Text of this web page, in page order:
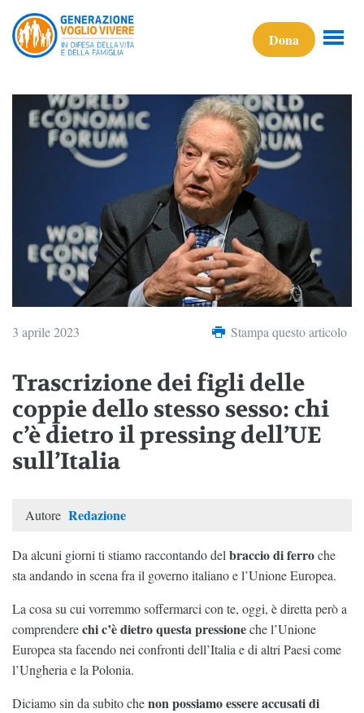
Dona
3 aprile 2023 Stampa questo articolo
Trascrizione dei figli delle
coppie dello stesso sesso: chi
c’è dietro il pressing dell’UE
sull’Italia
Autore Redazione
Da alcuni giorni ti stiamo raccontando del braccio di ferroche
sta andando in scena fra il governo italiano e l’Unione Europea.
La cosa su cui vorremmo soffermarci con te, oggi, è diretta però a
comprenderechi c’è dietro questa pressioneche l’Unione
Europea sta facendo nei confronti dell’Italia e di altri Paesi come
l’Ungheria e la Polonia.
Diciamo sin da subito chenon possiamo essere accusati di